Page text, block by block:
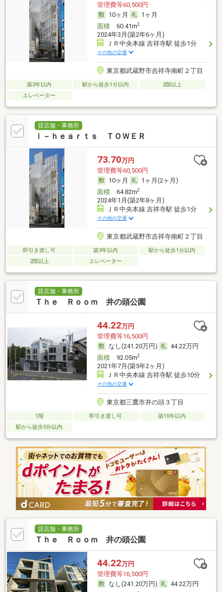
管理費等60,500円
10ヶ月
1ヶ月
面積60.41m2
2024年3月(築2年6ヶ月)
ＪＲ中央本線 吉祥寺駅 徒歩1分
その他の交通
東京都武蔵野市吉祥寺南町２丁目
築3年以内 駅から徒歩1分以内
2階以上
エレベーター
貸店舗・事務所
ｉ－ｈｅａｒｔｓ ＴＯＷＥＲ
73.70万円
管理費等60,500円
10ヶ月
1ヶ月(2ヶ月)
面積64.82m2
2024年1月(築2年8ヶ月)
ＪＲ中央本線 吉祥寺駅 徒歩1分
その他の交通
東京都武蔵野市吉祥寺南町２丁目
即引き渡し可 築3年以内
駅から徒歩1分以内
2階以上
エレベーター
貸店舗・事務所
Ｔｈｅ Ｒｏｏｍ 井の頭公園
44.22万円
管理費等16,500円
なし(241.20万円)
44.22万円
面積92.05m2
2021年7月(築5年2ヶ月)
ＪＲ中央本線 吉祥寺駅 徒歩10分
その他の交通
東京都三鷹市井の頭３丁目
1階 即引き渡し可
築10年以内
駅から徒歩5分以内
貸店舗・事務所
Ｔｈｅ Ｒｏｏｍ 井の頭公園
44.22万円
管理費等16,500円
なし(241.20万円)
44.22万円